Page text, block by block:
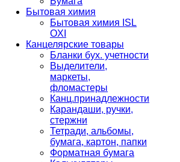
Бытовая химия
Бытовая химия ISL
OXI
Канцелярские товары
Бланки бух. учетности
Выделители,
маркеты,
фломастеры
Канц.принадлежности
Карандаши, ручки,
стержни
Тетради, альбомы,
бумага, картон, папки
Форматная бумага